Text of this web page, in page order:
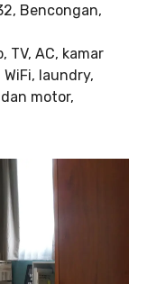
Bencongan,
TV, AC, kamar
laundry,
motor,